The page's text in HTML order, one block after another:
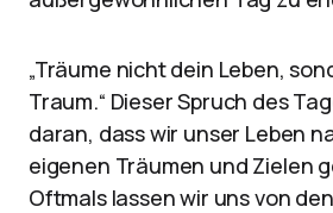
„Träume nicht dein Leben,
Traum.“ Dieser Spruch des
daran, dass wir unser Leben
eigenen Träumen und Zielen
Oftmals lassen wir uns von